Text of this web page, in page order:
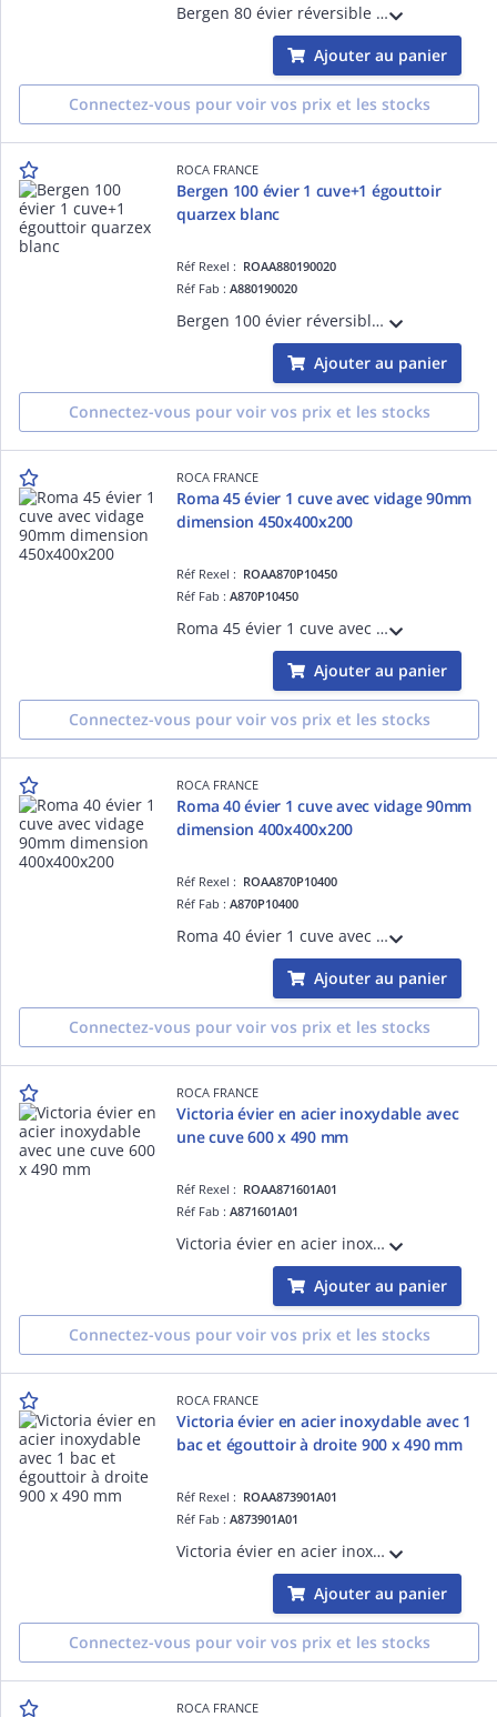
Bergen 80 évier réversible 1 cuve avec 2 trous prépercés pour la robinetterie quarzex blanc
Ajouter au panier
Connectez-vous pour voir vos prix et les stocks
ROCA FRANCE
Bergen 100 évier 1 cuve+1 égouttoir
quarzex blanc
Réf Rexel : ROAA880190020
Réf Fab :A880190020
Bergen 100 évier réversible 1 cuve avec égouttoir, 2 trous prépercés pour la robinetterie quarzex blanc
Ajouter au panier
Connectez-vous pour voir vos prix et les stocks
ROCA FRANCE
Roma 45 évier 1 cuve avec vidage 90mm
dimension 450x400x200
Réf Rexel : ROAA870P10450
Réf Fab :A870P10450
Roma 45 évier 1 cuve avec vidage 90mm dimension 450x400x200 garantie 3 ans
Ajouter au panier
Connectez-vous pour voir vos prix et les stocks
ROCA FRANCE
Roma 40 évier 1 cuve avec vidage 90mm
dimension 400x400x200
Réf Rexel : ROAA870P10400
Réf Fab :A870P10400
Roma 40 évier 1 cuve avec vidage 90mm dimension 400x400x200 garantie 3 ans
Ajouter au panier
Connectez-vous pour voir vos prix et les stocks
ROCA FRANCE
Victoria évier en acier inoxydable avec
une cuve 600 x 490 mm
Réf Rexel : ROAA871601A01
Réf Fab :A871601A01
Victoria évier en acier inoxydable avec une cuve 600 x 490 x 155 mm
Ajouter au panier
Connectez-vous pour voir vos prix et les stocks
ROCA FRANCE
Victoria évier en acier inoxydable avec 1
bac et égouttoir à droite 900 x 490 mm
Réf Rexel : ROAA873901A01
Réf Fab :A873901A01
Victoria évier en acier inoxydable avec 1 bac et égouttoir à droite 900 x 490 x 155 mm
Ajouter au panier
Connectez-vous pour voir vos prix et les stocks
ROCA FRANCE